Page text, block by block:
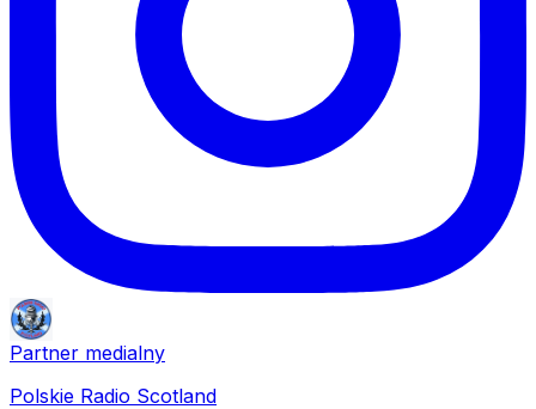
Partner medialny
Polskie Radio Scotland